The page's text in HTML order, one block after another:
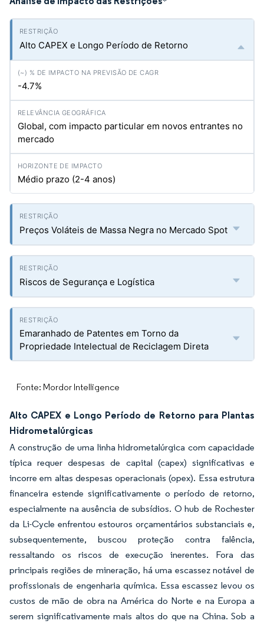
Alto CAPEX e Longo Período de Retorno
-4.7%
Global, com impacto particular em novos entrantes no
mercado
Médio prazo (2-4 anos)
Preços Voláteis de Massa Negra no Mercado Spot
Riscos de Segurança e Logística
Emaranhado de Patentes em Torno da
Propriedade Intelectual de Reciclagem Direta
Fonte: Mordor Intelligence
Alto CAPEX e Longo Período de Retorno para Plantas
Hidrometalúrgicas
A construção de uma linha hidrometalúrgica com capacidade
típica requer despesas de capital (capex) significativas e
incorre em altas despesas operacionais (opex). Essa estrutura
financeira estende significativamente o período de retorno,
especialmente na ausência de subsídios. O hub de Rochester
da Li-Cycle enfrentou estouros orçamentários substanciais e,
subsequentemente, buscou proteção contra falência,
ressaltando os riscos de execução inerentes. Fora das
principais regiões de mineração, há uma escassez notável de
profissionais de engenharia química. Essa escassez levou os
custos de mão de obra na América do Norte e na Europa a
serem significativamente mais altos do que na China. Sob a